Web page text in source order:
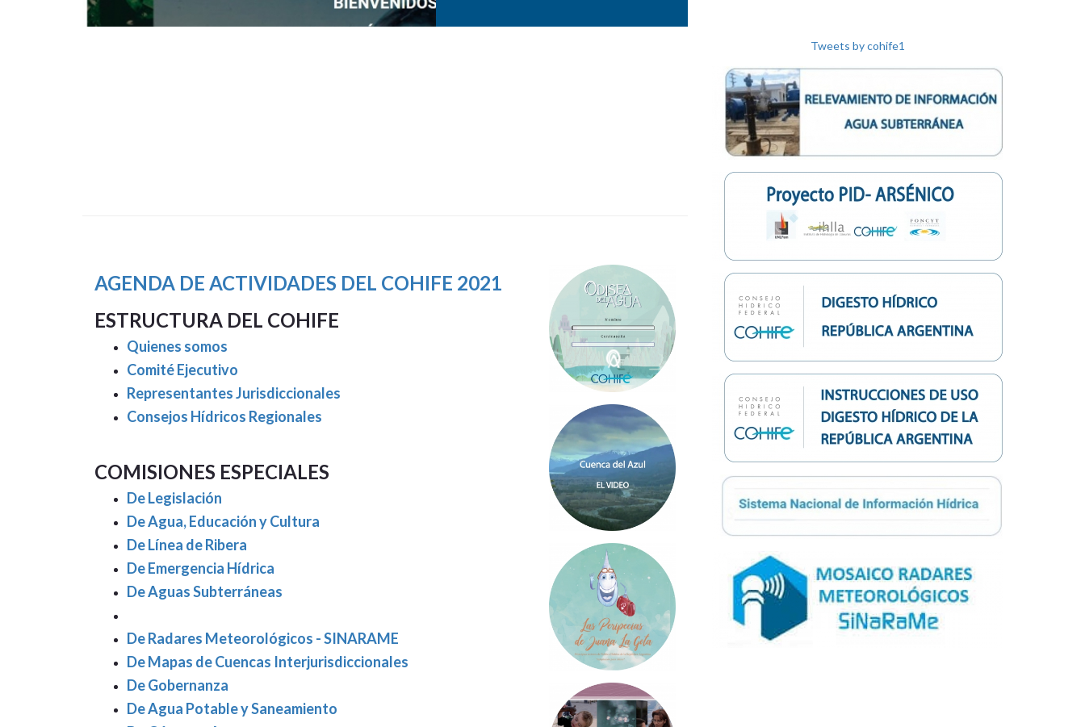
AGENDA DE ACTIVIDADES DEL COHIFE 2021
ESTRUCTURA DEL COHIFE
Quienes somos
Comité Ejecutivo
Representantes Jurisdiccionales
Consejos Hídricos Regionales
COMISIONES ESPECIALES
De Legislación
De Agua, Educación y Cultura
De Línea de Ribera
De Emergencia Hídrica
De Aguas Subterráneas
De Radares Meteorológicos - SINARAME
De Mapas de Cuencas Interjurisdiccionales
De Gobernanza
De Agua Potable y Saneamiento
Tweets by cohife1